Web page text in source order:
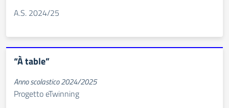
A.S. 2024/25
“À table”
Anno scolastico 2024/2025
Progetto eTwinning